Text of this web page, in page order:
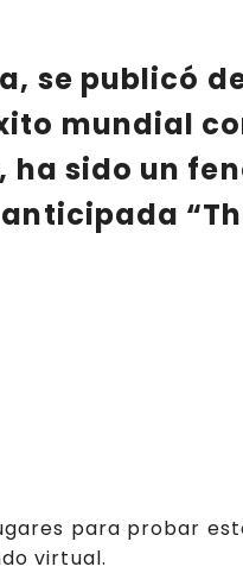
, se publicó
mundial
ha sido un
para probar
virtual.